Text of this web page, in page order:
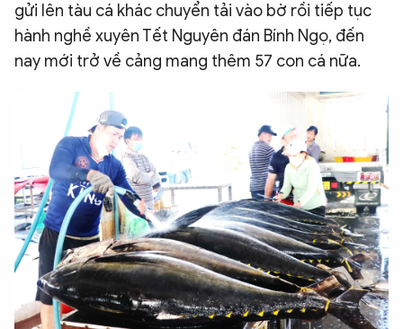
gửi lên tàu cá khác chuyển tải vào bờ rồi tiếp tục
hành nghề xuyên Tết Nguyên đán Bính Ngọ, đến
nay mới trở về cảng mang thêm 57 con cá nữa.